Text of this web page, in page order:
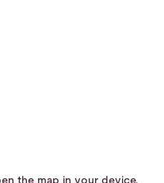
the map in your device.